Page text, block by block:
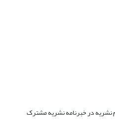
نشریه در خبرنامه نشریه مشترک